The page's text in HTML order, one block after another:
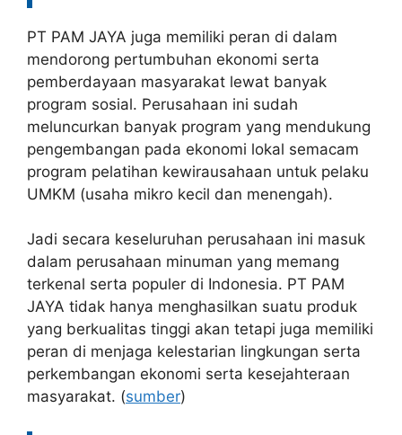
PT PAM JAYA juga memiliki peran di dalam
mendorong pertumbuhan ekonomi serta
pemberdayaan masyarakat lewat banyak
program sosial. Perusahaan ini sudah
meluncurkan banyak program yang mendukung
pengembangan pada ekonomi lokal semacam
program pelatihan kewirausahaan untuk pelaku
UMKM (usaha mikro kecil dan menengah).
Jadi secara keseluruhan perusahaan ini masuk
dalam perusahaan minuman yang memang
terkenal serta populer di Indonesia. PT PAM
JAYA tidak hanya menghasilkan suatu produk
yang berkualitas tinggi akan tetapi juga memiliki
peran di menjaga kelestarian lingkungan serta
perkembangan ekonomi serta kesejahteraan
masyarakat. (sumber)